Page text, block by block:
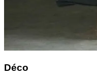
Déco